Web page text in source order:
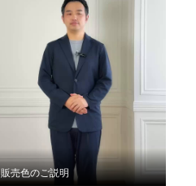
販売色のご説明